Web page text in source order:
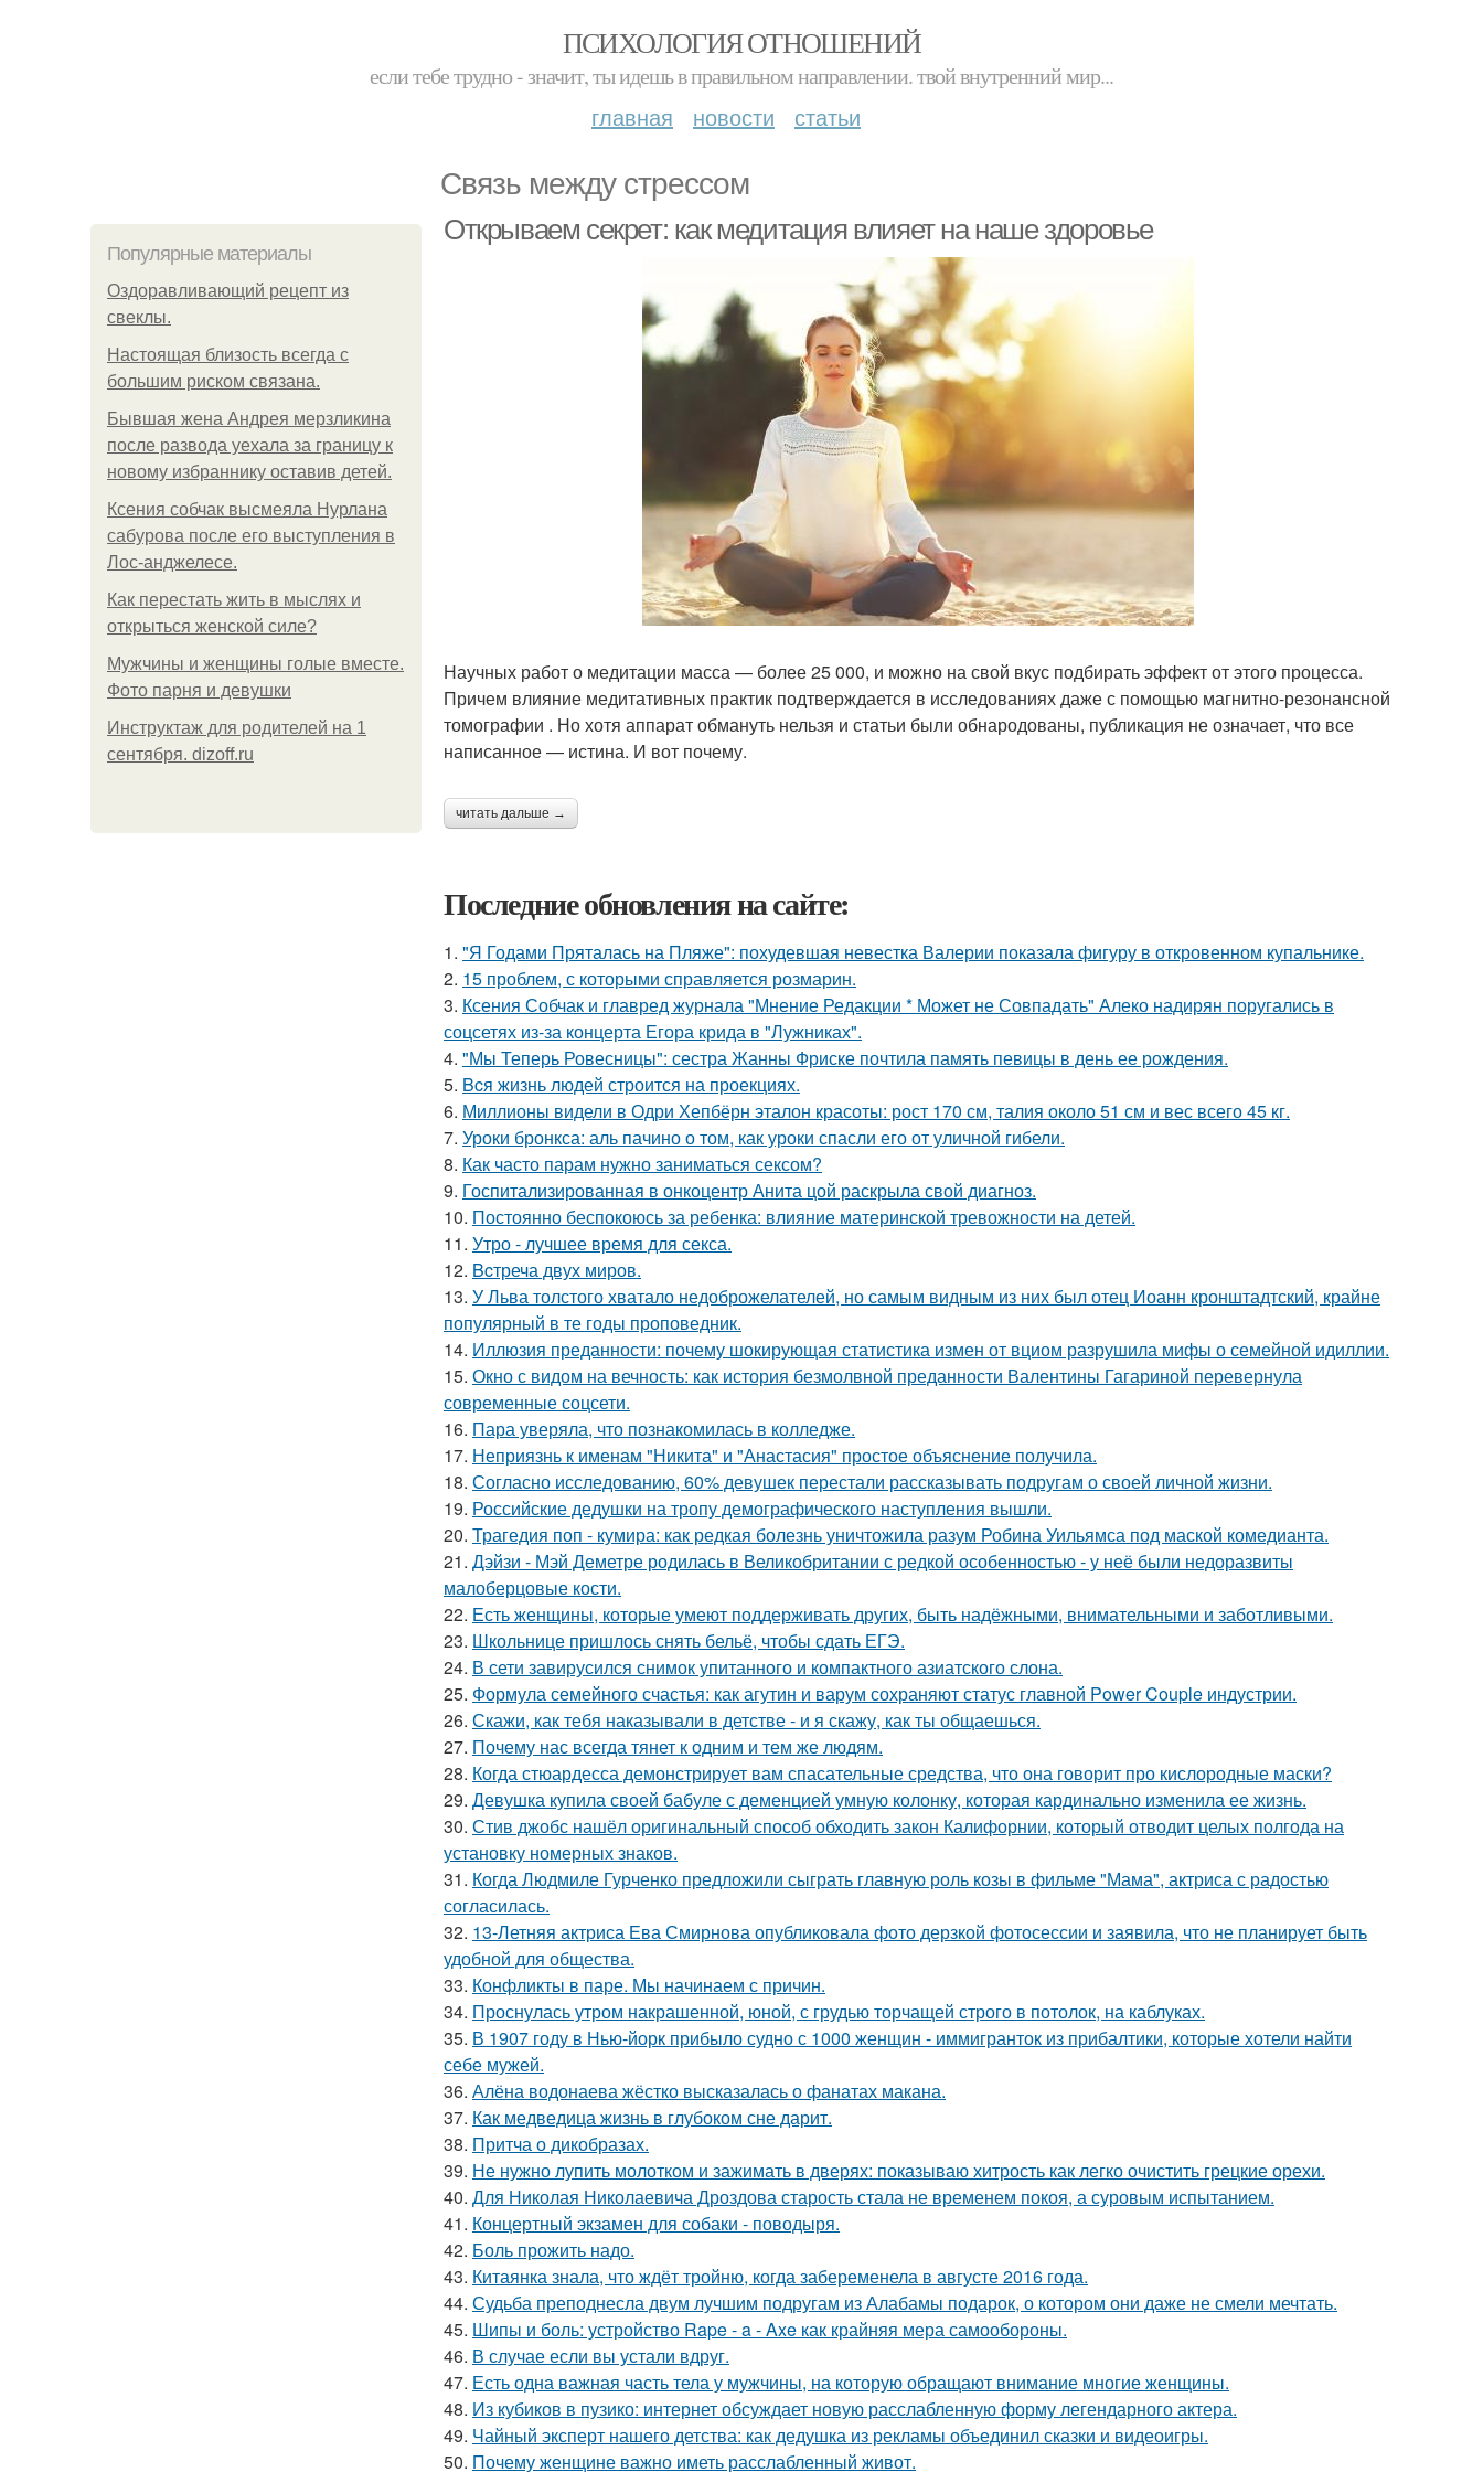
ПСИХОЛОГИЯ ОТНОШЕНИЙ
если тебе трудно - значит, ты идешь в правильном направлении. твой внутренний мир...
главная новости статьи
Связь между стрессом
Популярные материалы
Оздоравливающий рецепт из
свеклы.
Hacтоящая близость всегда с
большим риском связана.
Бывшая жена Андрея мерзликина
после развода уехала за границу к
новому избраннику оставив детей.
Ксения собчак высмеяла Нурлана
сабурова после его выступления в
Лос-анджелесе.
Как перестать жить в мыслях и
открыться женской силе?
Мужчины и женщины голые вместе.
Фото парня и девушки
Инструктаж для родителей на 1
сентября. dizoff.ru
Открываем секрет: как медитация влияет на наше здоровье
Научных работ о медитации масса — более 25 000, и можно на свой вкус подбирать эффект от этого процесса.
Причем влияние медитативных практик подтверждается в исследованиях даже с помощью магнитно-резонансной
томографии . Но хотя аппарат обмануть нельзя и статьи были обнародованы, публикация не означает, что все
написанное — истина. И вот почему.
читать дальше →
Последние обновления на сайте:
1. "Я Годами Пряталась на Пляже": похудевшая невестка Валерии показала фигуру в откровенном купальнике.
2. 15 проблем, с которыми справляется розмарин.
3. Ксения Собчак и главред журнала "Мнение Редакции * Может не Совпадать" Алеко надирян поругались в
соцсетях из-за концерта Егора крида в "Лужниках".
4. "Мы Теперь Ровесницы": сестра Жанны Фриске почтила память певицы в день ее рождения.
5. Bcя жизнь людей строится на проекциях.
6. Миллионы видели в Одри Хепбёрн эталон красоты: рост 170 см, талия около 51 см и вес всего 45 кг.
7. Уроки бронкса: аль пачино о том, как уроки спасли его от уличной гибели.
8. Как часто парам нужно заниматься сексом?
9. Госпитализированная в онкоцентр Анита цой раскрыла свой диагноз.
10. Постоянно беспокоюсь за ребенка: влияние материнской тревожности на детей.
11. Утро - лучшее время для секса.
12. Bcтреча двух миров.
13. У Льва толстого хватало недоброжелателей, но самым видным из них был отец Иоанн кронштадтский, крайне
популярный в те годы проповедник.
14. Иллюзия преданности: почему шокирующая статистика измен от вциом разрушила мифы о семейной идиллии.
15. Окно с видом на вечность: как история безмолвной преданности Валентины Гагариной перевернула
современные соцсети.
16. Пара уверяла, что познакомилась в колледже.
17. Неприязнь к именам "Никита" и "Анастасия" простое объяснение получила.
18. Согласно исследованию, 60% девушек перестали рассказывать подругам о своей личной жизни.
19. Российские дедушки на тропу демографического наступления вышли.
20. Трагедия поп - кумира: как редкая болезнь уничтожила разум Робина Уильямса под маской комедианта.
21. Дэйзи - Мэй Деметре родилась в Великобритании с редкой особенностью - у неё были недоразвиты
малоберцовые кости.
22. Есть женщины, которые умеют поддерживать других, быть надёжными, внимательными и заботливыми.
23. Школьнице пришлось снять бельё, чтобы сдать ЕГЭ.
24. В сети завирусился снимок упитанного и компактного азиатского слона.
25. Формула семейного счастья: как агутин и варум сохраняют статус главной Power Couple индустрии.
26. Скажи, как тебя наказывали в детстве - и я скажу, как ты общаешься.
27. Почему нас всегда тянет к одним и тем же людям.
28. Когда стюардесса демонстрирует вам спасательные средства, что она говорит про кислородные маски?
29. Девушка купила своей бабуле с деменцией умную колонку, которая кардинально изменила ее жизнь.
30. Стив джобс нашёл оригинальный способ обходить закон Калифорнии, который отводит целых полгода на
установку номерных знаков.
31. Когда Людмиле Гурченко предложили сыграть главную роль козы в фильме "Мама", актриса с радостью
согласилась.
32. 13-Летняя актриса Ева Смирнова опубликовала фото дерзкой фотосессии и заявила, что не планирует быть
удобной для общества.
33. Конфликты в паре. Мы начинаем с причин.
34. Проснулась утром накрашенной, юной, с грудью торчащей строго в потолок, на каблуках.
35. В 1907 году в Нью-йорк прибыло судно с 1000 женщин - иммигранток из прибалтики, которые хотели найти
себе мужей.
36. Алёна водонаева жёстко высказалась о фанатах макана.
37. Как медведица жизнь в глубоком сне дарит.
38. Притча о дикобразах.
39. Не нужно лупить молотком и зажимать в дверях: показываю хитрость как легко очистить грецкие орехи.
40. Для Николая Николаевича Дроздова старость стала не временем покоя, а суровым испытанием.
41. Концертный экзамен для собаки - поводыря.
42. Боль прожить надо.
43. Китаянка знала, что ждёт тройню, когда забеременела в августе 2016 года.
44. Судьба преподнесла двум лучшим подругам из Алабамы подарок, о котором они даже не смели мечтать.
45. Шипы и боль: устройство Rape - a - Axe как крайняя мера самообороны.
46. В случае если вы устали вдруг.
47. Есть одна важная часть тела у мужчины, на которую обращают внимание многие женщины.
48. Из кубиков в пузико: интернет обсуждает новую расслабленную форму легендарного актера.
49. Чайный эксперт нашего детства: как дедушка из рекламы объединил сказки и видеоигры.
50. Почему женщине важно иметь расслабленный живот.